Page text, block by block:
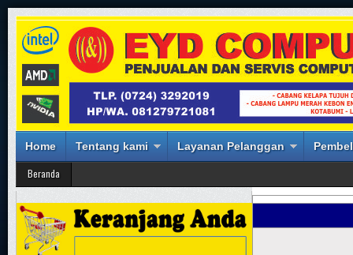
Home Tentang kami Layanan Pelanggan
Beranda